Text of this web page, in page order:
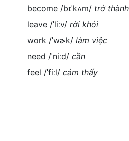
become /bɪˈkʌm/ trở thành
leave /ˈliːv/ rời khỏi
work /ˈwɚk/ làm việc
need /ˈniːd/ cần
feel /ˈfiːl/ cảm thấy